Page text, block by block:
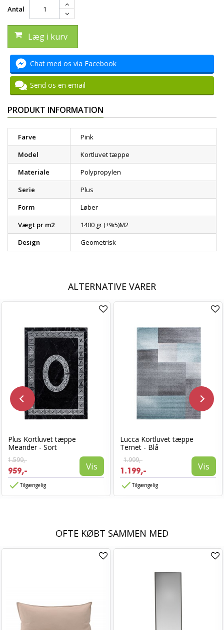
Antal
Læg i kurv
Chat med os via Facebook
Send os en email
PRODUKT INFORMATION
Farve
Pink
Model
Kortluvet tæppe
Materiale
Polypropylen
Serie
Plus
Form
Løber
Vægt pr m2
1400 gr (±%5)M2
Design
Geometrisk
ALTERNATIVE VARER
Plus Kortluvet tæppe
Meander - Sort
1.599,-
959,- Vis
Tilgængelig
Lucca Kortluvet tæppe
Ternet - Blå
1.999,-
1.199,- Vis
Tilgængelig
OFTE KØBT SAMMEN MED